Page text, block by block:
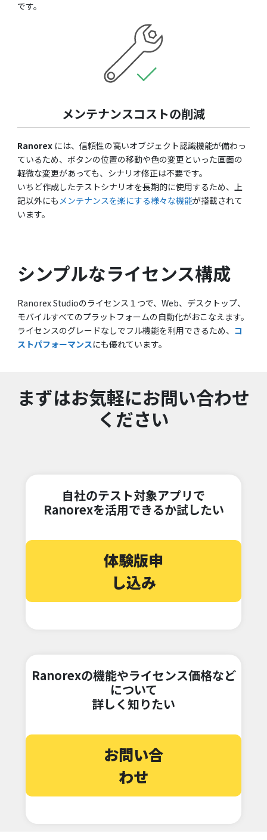
です。
メンテナンスコストの削減
Ranorex には、信頼性の高いオブジェクト認識機能が備わっ
ているため、ボタンの位置の移動や色の変更といった画面の
軽微な変更があっても、シナリオ修正は不要です。
いちど作成したテストシナリオを長期的に使用するため、上
記以外にも メンテナンスを楽にする様々な機能が搭載されて
います。
シンプルなライセンス構成
Ranorex Studioのライセンス１つで、Web、デスクトップ、
モバイルすべてのプラットフォームの自動化がおこなえます。
ライセンスのグレードなしでフル機能を利用できるため、 コ
ストパフォーマンスにも優れています。
まずはお気軽にお問い合わせ
ください
自社のテスト対象アプリで
Ranorexを活用できるか試したい
体験版申
し込み
Ranorexの機能やライセンス価格など
について
詳しく知りたい
お問い合
わせ